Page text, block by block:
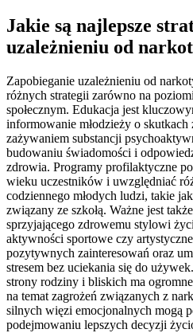
Jakie są najlepsze
uzależnieniu od
Zapobieganie uzależnieniu od
różnych strategii zarówno na
społecznym. Edukacja jest
informowanie młodzieży o
zażywaniem substancji
budowaniu świadomości i
zdrowia. Programy profilaktyczne
wieku uczestników i uwzględniać
codziennego młodych ludzi, takie
związany ze szkołą. Ważne jest
sprzyjającego zdrowemu stylowi
aktywności sportowe czy
pozytywnych zainteresowań oraz
stresem bez uciekania się do
strony rodziny i bliskich ma
na temat zagrożeń związanych z
silnych więzi emocjonalnych mogą
podejmowaniu lepszych decyzji